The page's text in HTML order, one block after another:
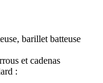
barillet batteuse
et cadenas
: